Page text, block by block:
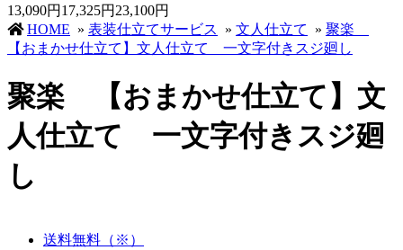
13,090円 17,325円 23,100円
HOME » 表装仕立てサービス » 文人仕立て » 聚楽
【おまかせ仕立て】文人仕立て 一文字付きスジ廻し
聚楽 【おまかせ仕立て】文
人仕立て 一文字付きスジ廻
し
送料無料（※）